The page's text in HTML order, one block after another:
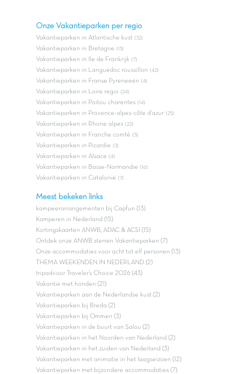
Onze Vakantieparken per regio
Vakantieparken in Atlantische kust (32)
Vakantieparken in Bretagne (15)
Vakantieparken in Ile de Frankrijk (7)
Vakantieparken in Languedoc roussillon (42)
Vakantieparken in Franse Pyreneeën (4)
Vakantieparken in Loire regio (24)
Vakantieparken in Poitou charentes (14)
Vakantieparken in Provence-alpes-côte d'azur (25)
Vakantieparken in Rhone alpes (22)
Vakantieparken in Franche comté (5)
Vakantieparken in Picardie (3)
Vakantieparken in Alsace (4)
Vakantieparken in Basse-Normandie (16)
Vakantieparken in Catalonië (7)
Meest bekeken links
kampeerarrangementen bij Capfun (13)
Kamperen in Nederland (15)
Kortingskaarten ANWB, ADAC & ACSI (15)
Ontdek onze ANWB sterren Vakantieparken (7)
Onze accommodaties voor acht tot elf personen (13)
THEMA WEEKENDEN IN NEDERLAND (2)
tripadvisor Traveler’s Choice 2026 (43)
Vakantie met honden (21)
Vakantieparken aan de Nederlandse kust (2)
Vakantieparken bij Breda (2)
Vakantieparken bij Ommen (3)
Vakantieparken in de buurt van Salou (2)
Vakantieparken in het Noorden van Nederland (2)
Vakantieparken in het zuiden van Nederland (3)
Vakantieparken met animatie in het laagseizoen (12)
Vakantieparken met bijzondere accommodaties (7)